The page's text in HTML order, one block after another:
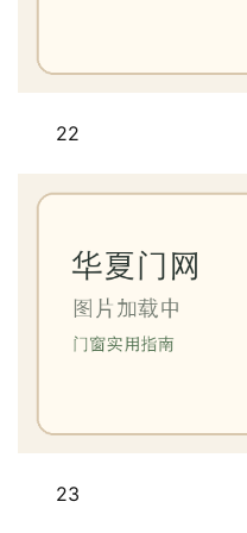
22
23